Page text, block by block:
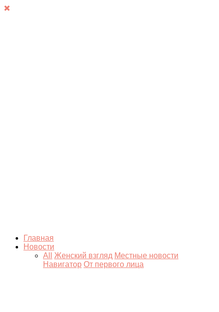
Главная
Новости
All
Женский взгляд Местные новости
Навигатор От первого лица